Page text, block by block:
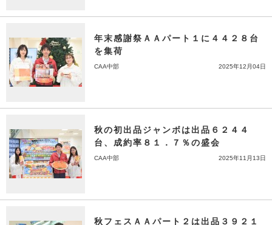
年末感謝祭ＡＡパート１に４４２８台
を集荷
CAA中部 2025年12月04日
秋の初出品ジャンボは出品６２４４
台、成約率８１．７％の盛会
CAA中部 2025年11月13日
秋フェスＡＡパート２は出品３９２１